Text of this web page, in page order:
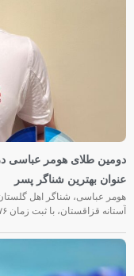
دومین طلای هومر عباسی در
عنوان بهترین شناگر پسر
هومر عباسی، شناگر اهل
آستانه قزاقستان، با ثبت زمان ۲۵.۷۶ ثانیه در ماده ۵۰ متر کرال پشت به مدال طلا